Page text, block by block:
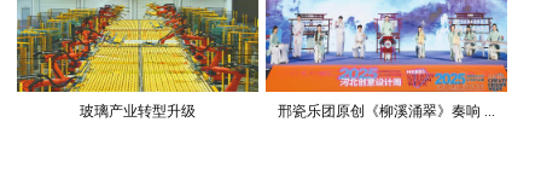
玻璃产业转型升级 邢瓷乐团原创《柳溪涌翠》奏响 ...